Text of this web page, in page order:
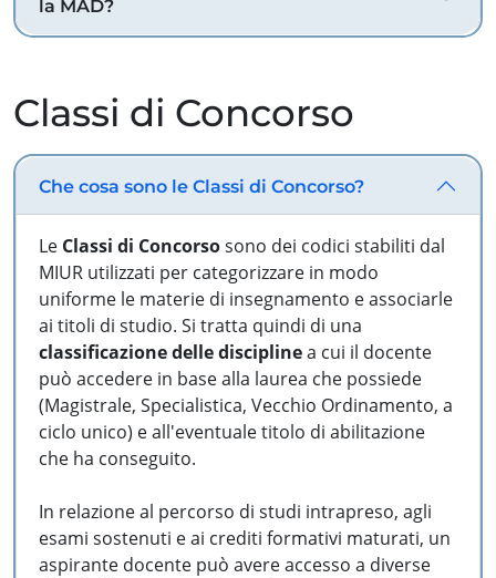
la MAD?
Classi di Concorso
Che cosa sono le Classi di Concorso?
Le Classi di Concorsosono dei codici stabiliti dal
MIUR utilizzati per categorizzare in modo
uniforme le materie di insegnamento e associarle
ai titoli di studio. Si tratta quindi di una
classificazione delle disciplinea cui il docente
può accedere in base alla laurea che possiede
(Magistrale, Specialistica, Vecchio Ordinamento, a
ciclo unico) e all'eventuale titolo di abilitazione
che ha conseguito.
In relazione al percorso di studi intrapreso, agli
esami sostenuti e ai crediti formativi maturati, un
aspirante docente può avere accesso a diverse